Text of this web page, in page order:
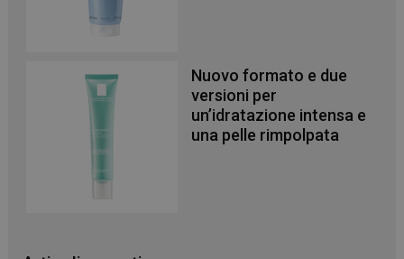
Nuovo formato e due
versioni per
un’idratazione intensa e
una pelle rimpolpata